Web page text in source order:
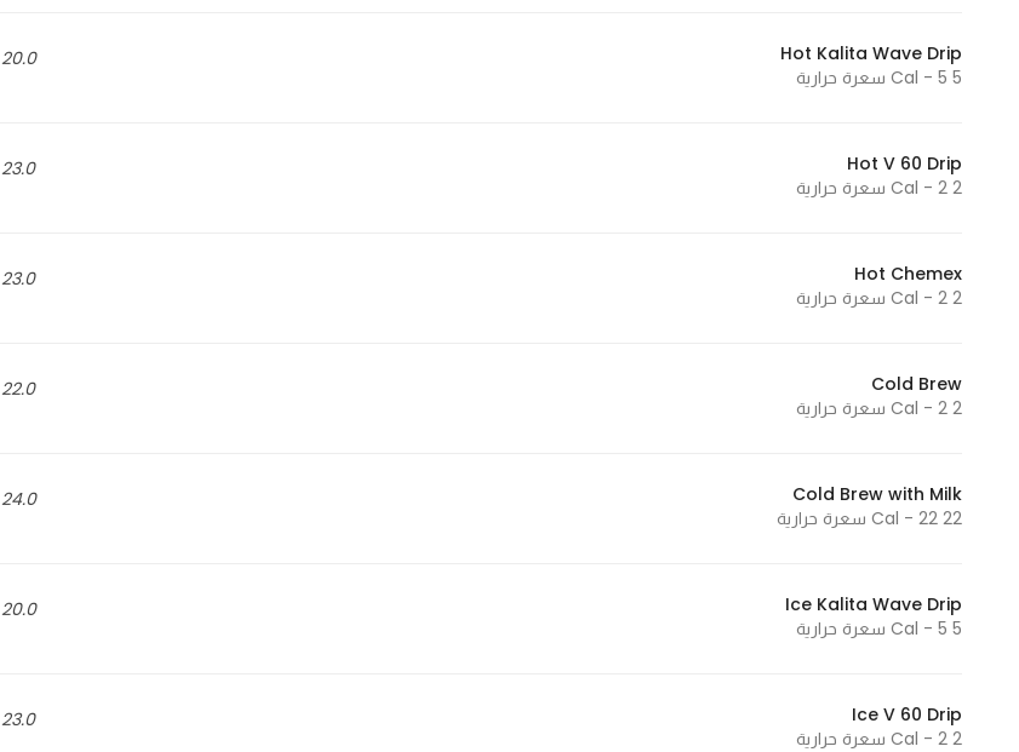
20.0 SAR
Hot Kalita Wave Drip
5 Cal - 5 سعرة حرارية
23.0 SAR
Hot V 60 Drip
2 Cal - 2 سعرة حرارية
23.0 SAR
Hot Chemex
2 Cal - 2 سعرة حرارية
22.0 SAR
Cold Brew
2 Cal - 2 سعرة حرارية
24.0 SAR
Cold Brew with Milk
22 Cal - 22 سعرة حرارية
20.0 SAR
Ice Kalita Wave Drip
5 Cal - 5 سعرة حرارية
23.0 SAR
Ice V 60 Drip
2 Cal - 2 سعرة حرارية
increase the
chance of
content and
offers.